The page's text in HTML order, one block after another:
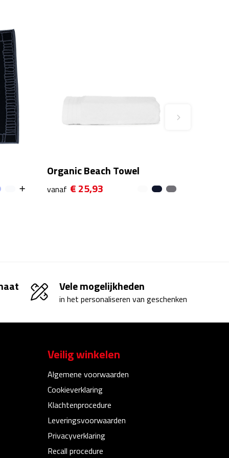
Organic Beach Towel
vanaf € 25,93
Vele mogelijkheden
in het personaliseren van geschenken
Veilig winkelen
Algemene voorwaarden
Cookieverklaring
Klachtenprocedure
Leveringsvoorwaarden
Privacyverklaring
Recall procedure